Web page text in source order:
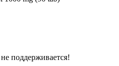
поддерживается!